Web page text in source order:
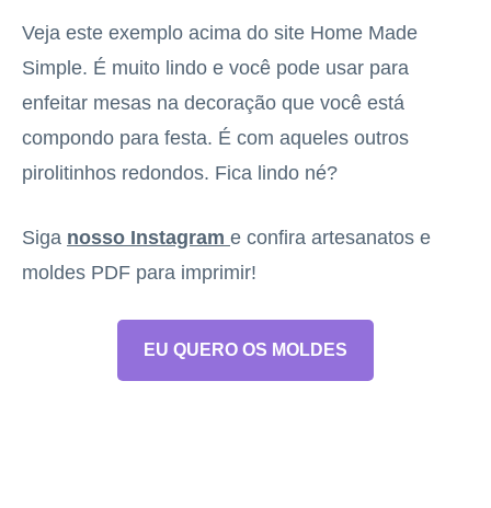
Veja este exemplo acima do site Home Made
Simple. É muito lindo e você pode usar para
enfeitar mesas na decoração que você está
compondo para festa. É com aqueles outros
pirolitinhos redondos. Fica lindo né?
Siga nosso Instagram e confira artesanatos e
moldes PDF para imprimir!
EU QUERO OS MOLDES